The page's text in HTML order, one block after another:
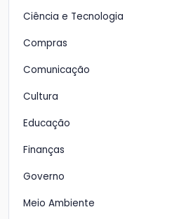
Ciência e Tecnologia
Compras
Comunicação
Cultura
Educação
Finanças
Governo
Meio Ambiente